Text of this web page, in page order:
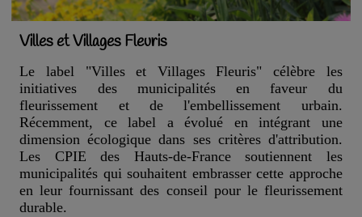
Villes et Villages Fleuris
Le label "Villes et Villages Fleuris" célèbre les
initiatives des municipalités en faveur du
fleurissement et de l'embellissement urbain.
Récemment, ce label a évolué en intégrant une
dimension écologique dans ses critères d'attribution.
Les CPIE des Hauts-de-France soutiennent les
municipalités qui souhaitent embrasser cette approche
en leur fournissant des conseil pour le fleurissement
durable.